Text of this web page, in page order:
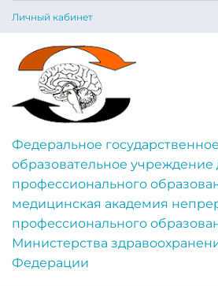
Личный кабинет
Федеральное
образовательное учреждение
профессионального
медицинская академия
профессионального
Министерства
Федерации